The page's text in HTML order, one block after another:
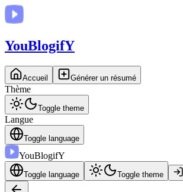
YouBlogifY
Accueil Générer un résumé
Thème
Toggle theme
Langue
Toggle language
YouBlogifY
Toggle language Toggle theme